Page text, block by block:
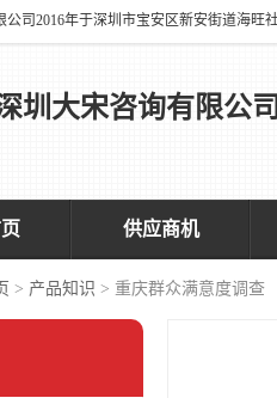
圳大宋咨询有限公司
供应商机
> 产品知识 > 重庆群众满意度调查